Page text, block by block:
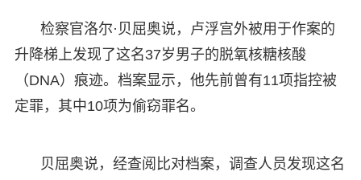
检察官洛尔·贝屈奥说，卢浮宫外被用于作案的
升降梯上发现了这名37岁男子的脱氧核糖核酸
（DNA）痕迹。档案显示，他先前曾有11项指控被
定罪，其中10项为偷窃罪名。
贝屈奥说，经查阅比对档案，调查人员发现这名